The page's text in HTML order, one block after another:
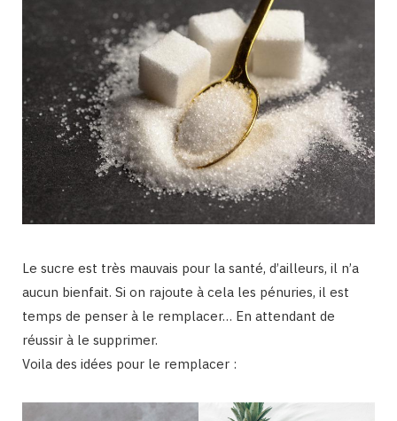
Le sucre est très mauvais pour la santé, d’ailleurs, il n’a
aucun bienfait. Si on rajoute à cela les pénuries, il est
temps de penser à le remplacer… En attendant de
réussir à le supprimer.
Voila des idées pour le remplacer :